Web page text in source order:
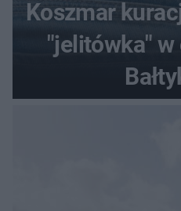
Koszmar
"jelitówka" w